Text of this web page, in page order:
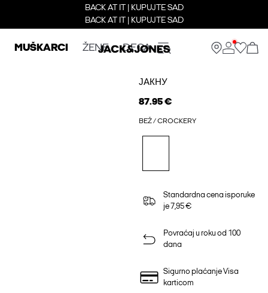
BACK AT IT | KUPUJTE SAD
BACK AT IT | KUPUJTE SAD
MUŠKARCI ŽENE DECA
ЈАКНУ
87.95 €
BEŽ / CROCKERY
Standardna cena isporuke
je 7,95 €
Povraćaj u roku od 100
dana
Sigurno plaćanje Visa
karticom